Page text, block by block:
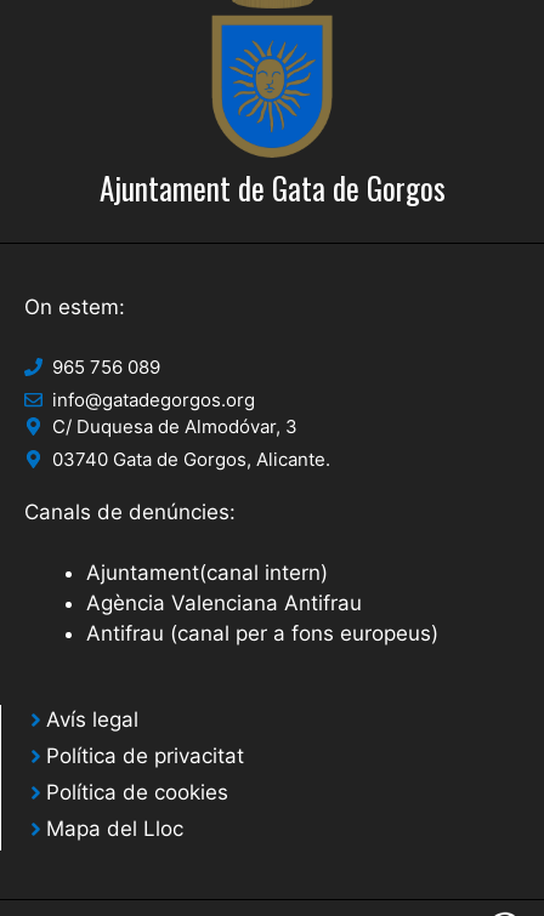
Ajuntament de Gata de Gorgos
On estem:
965 756 089
info@gatadegorgos.org
C/ Duquesa de Almodóvar, 3
03740 Gata de Gorgos, Alicante.
Canals de denúncies:
Ajuntament(canal intern)
Agència Valenciana Antifrau
Antifrau (canal per a fons europeus)
Avís legal
Política de privacitat
Política de cookies
Mapa del Lloc